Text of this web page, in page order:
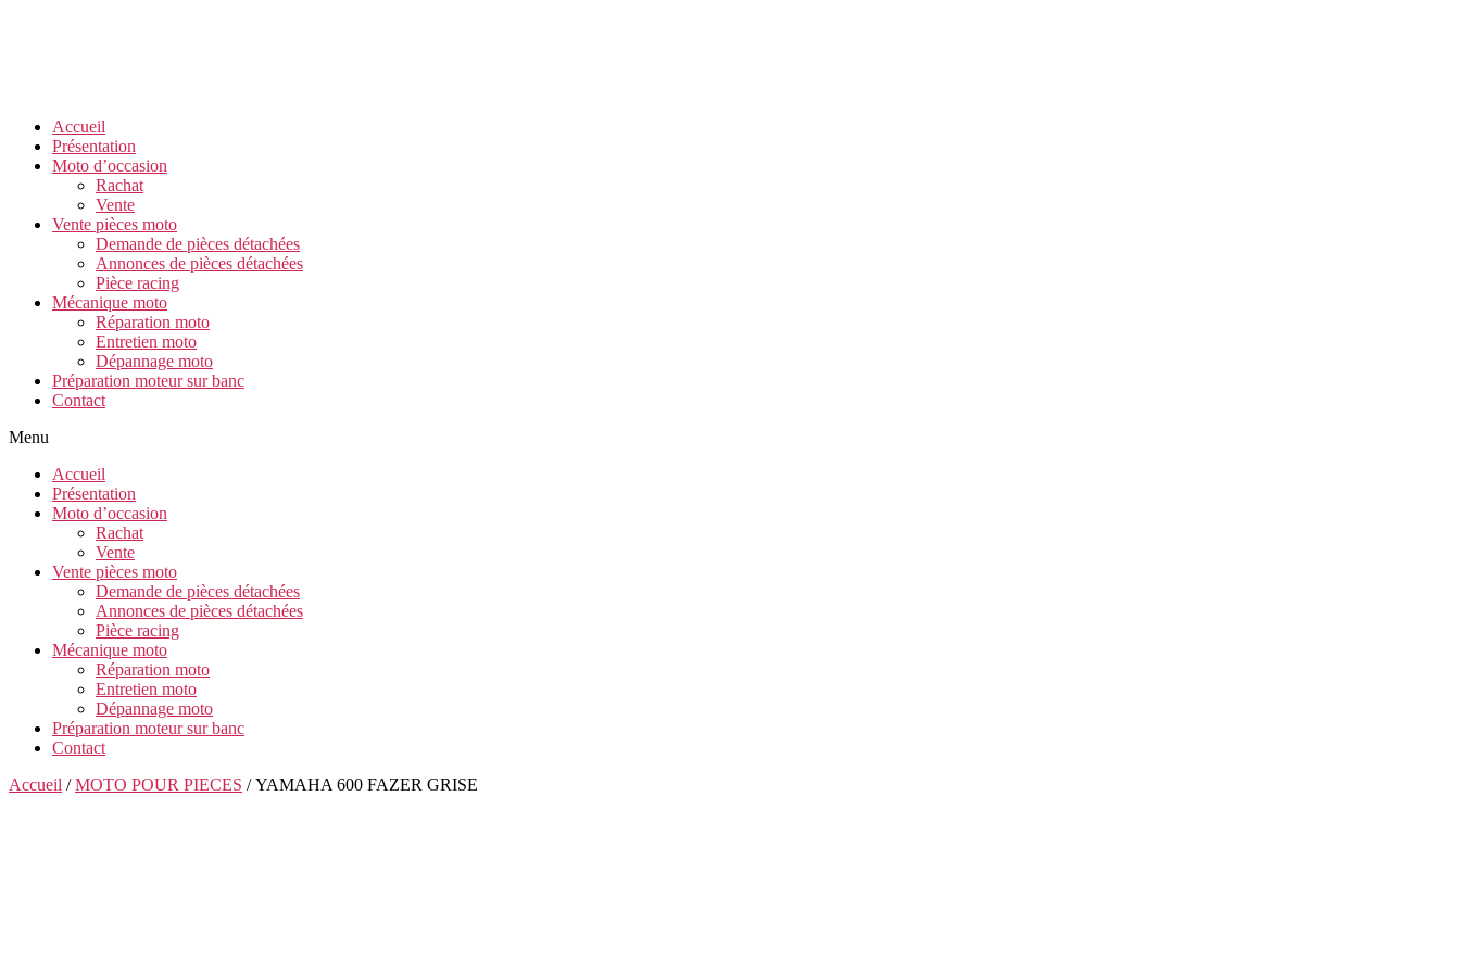
Accueil
Présentation
Moto d’occasion
Rachat
Vente
Vente pièces moto
Demande de pièces détachées
Annonces de pièces détachées
Pièce racing
Mécanique moto
Réparation moto
Entretien moto
Dépannage moto
Préparation moteur sur banc
Contact
Menu
Accueil
Présentation
Moto d’occasion
Rachat
Vente
Vente pièces moto
Demande de pièces détachées
Annonces de pièces détachées
Pièce racing
Mécanique moto
Réparation moto
Entretien moto
Dépannage moto
Préparation moteur sur banc
Contact
Accueil /MOTO POUR PIECES / YAMAHA 600 FAZER GRISE